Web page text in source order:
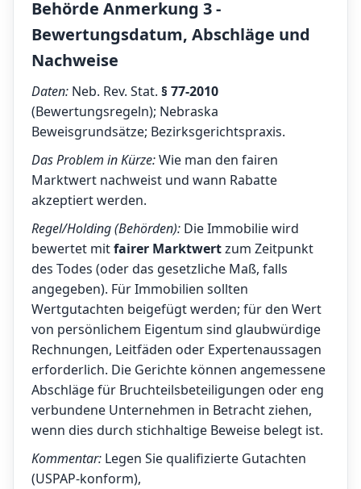
Behörde Anmerkung 3 -
Bewertungsdatum, Abschläge und
Nachweise
Daten: Neb. Rev. Stat. § 77-2010
(Bewertungsregeln); Nebraska
Beweisgrundsätze; Bezirksgerichtspraxis.
Das Problem in Kürze:Wie man den fairen
Marktwert nachweist und wann Rabatte
akzeptiert werden.
Regel/Holding (Behörden): Die Immobilie wird
bewertet mitfairer Marktwertzum Zeitpunkt
des Todes (oder das gesetzliche Maß, falls
angegeben). Für Immobilien sollten
Wertgutachten beigefügt werden; für den Wert
von persönlichem Eigentum sind glaubwürdige
Rechnungen, Leitfäden oder Expertenaussagen
erforderlich. Die Gerichte können angemessene
Abschläge für Bruchteilsbeteiligungen oder eng
verbundene Unternehmen in Betracht ziehen,
wenn dies durch stichhaltige Beweise belegt ist.
Kommentar: Legen Sie qualifizierte Gutachten
(USPAP-konform),